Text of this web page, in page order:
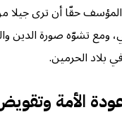
حقّا أن ترى جيلا من
تشوّه صورة الدين
بلاد الحرمين.
الأمة وتقويض